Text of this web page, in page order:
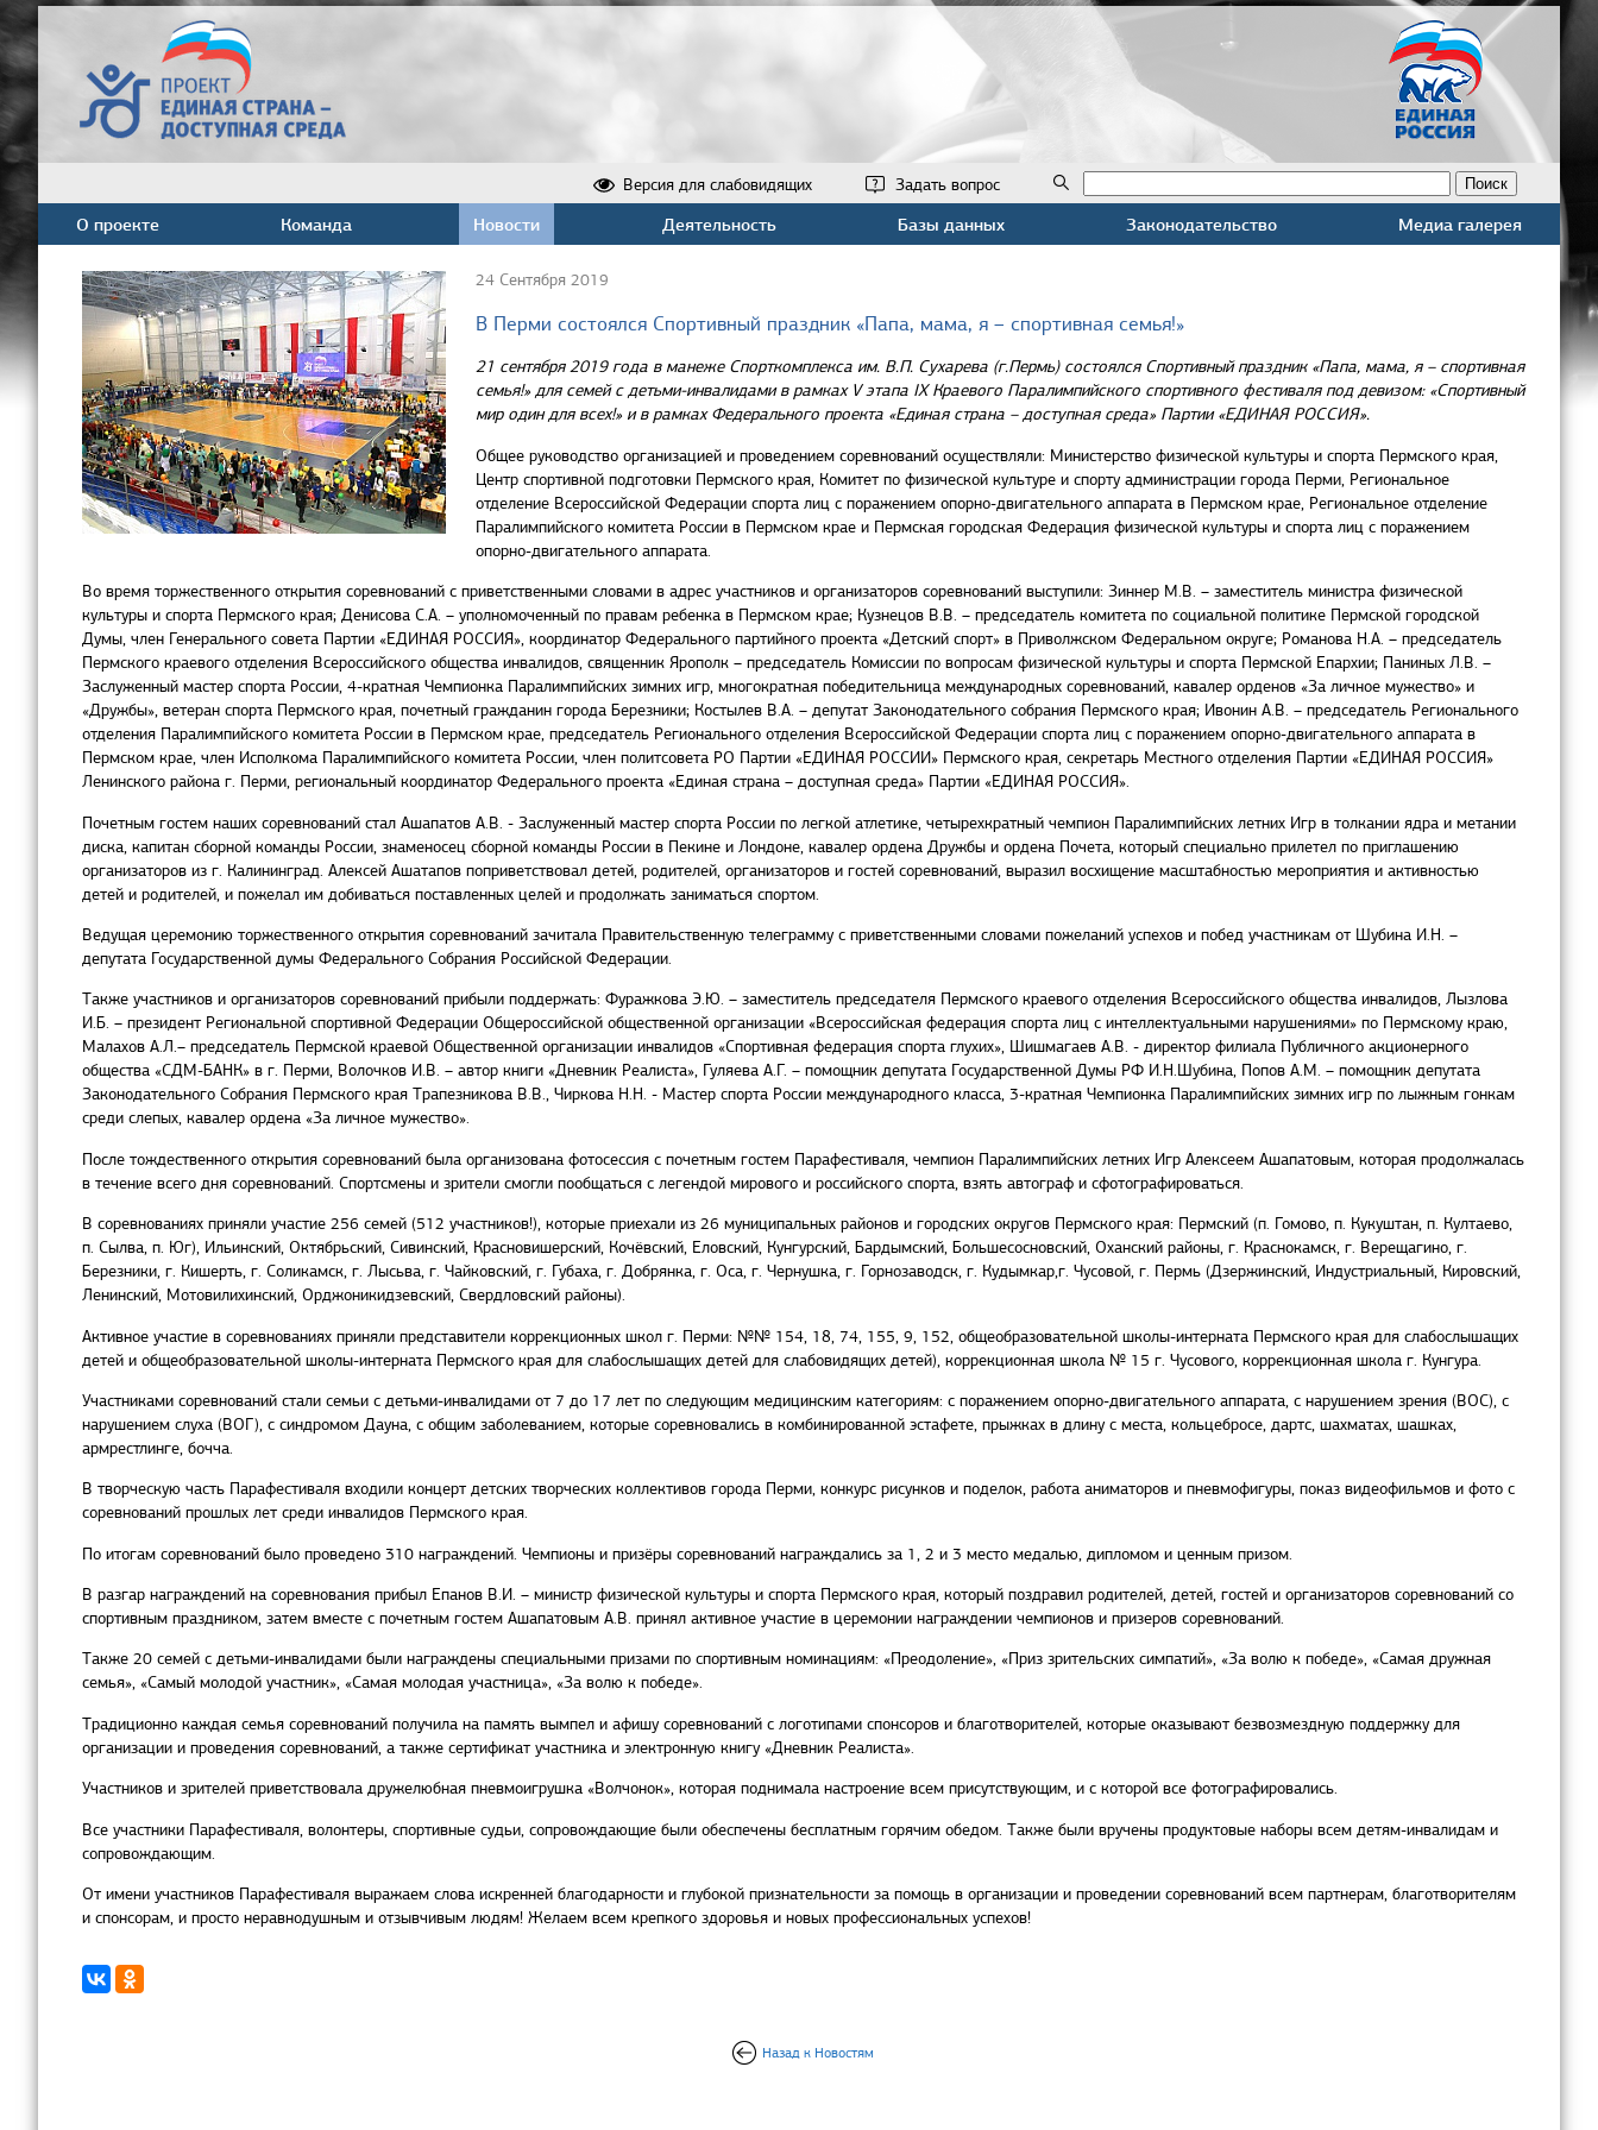
Задать вопрос
Версия для слабовидящих
О проекте Команда Новости Деятельность Базы данных Законодательство Медиа галерея
24 Сентября 2019
В Перми состоялся Спортивный праздник «Папа, мама, я – спортивная семья!»
21 сентября 2019 года в манеже Спорткомплекса им. В.П. Сухарева (г.Пермь) состоялся Спортивный праздник «Папа, мама, я – спортивная
семья!» для семей с детьми-инвалидами в рамках V этапа IX Краевого Паралимпийского спортивного фестиваля под девизом: «Спортивный
мир один для всех!» и в рамках Федерального проекта «Единая страна – доступная среда» Партии «ЕДИНАЯ РОССИЯ».
Общее руководство организацией и проведением соревнований осуществляли: Министерство физической культуры и спорта Пермского края,
Центр спортивной подготовки Пермского края, Комитет по физической культуре и спорту администрации города Перми, Региональное
отделение Всероссийской Федерации спорта лиц с поражением опорно-двигательного аппарата в Пермском крае, Региональное отделение
Паралимпийского комитета России в Пермском крае и Пермская городская Федерация физической культуры и спорта лиц с поражением
опорно-двигательного аппарата.
Во время торжественного открытия соревнований с приветственными словами в адрес участников и организаторов соревнований выступили: Зиннер М.В. – заместитель министра физической
культуры и спорта Пермского края; Денисова С.А. – уполномоченный по правам ребенка в Пермском крае; Кузнецов В.В. – председатель комитета по социальной политике Пермской городской
Думы, член Генерального совета Партии «ЕДИНАЯ РОССИЯ», координатор Федерального партийного проекта «Детский спорт» в Приволжском Федеральном округе; Романова Н.А. – председатель
Пермского краевого отделения Всероссийского общества инвалидов, священник Ярополк – председатель Комиссии по вопросам физической культуры и спорта Пермской Епархии; Паниных Л.В. –
Заслуженный мастер спорта России, 4-кратная Чемпионка Паралимпийских зимних игр, многократная победительница международных соревнований, кавалер орденов «За личное мужество» и
«Дружбы», ветеран спорта Пермского края, почетный гражданин города Березники; Костылев В.А. – депутат Законодательного собрания Пермского края; Ивонин А.В. – председатель Регионального
отделения Паралимпийского комитета России в Пермском крае, председатель Регионального отделения Всероссийской Федерации спорта лиц с поражением опорно-двигательного аппарата в
Пермском крае, член Исполкома Паралимпийского комитета России, член политсовета РО Партии «ЕДИНАЯ РОССИИ» Пермского края, секретарь Местного отделения Партии «ЕДИНАЯ РОССИЯ»
Ленинского района г. Перми, региональный координатор Федерального проекта «Единая страна – доступная среда» Партии «ЕДИНАЯ РОССИЯ».
Почетным гостем наших соревнований стал Ашапатов А.В. - Заслуженный мастер спорта России по легкой атлетике, четырехкратный чемпион Паралимпийских летних Игр в толкании ядра и метании
диска, капитан сборной команды России, знаменосец сборной команды России в Пекине и Лондоне, кавалер ордена Дружбы и ордена Почета, который специально прилетел по приглашению
организаторов из г. Калининград. Алексей Ашатапов поприветствовал детей, родителей, организаторов и гостей соревнований, выразил восхищение масштабностью мероприятия и активностью
детей и родителей, и пожелал им добиваться поставленных целей и продолжать заниматься спортом.
Ведущая церемонию торжественного открытия соревнований зачитала Правительственную телеграмму с приветственными словами пожеланий успехов и побед участникам от Шубина И.Н. –
депутата Государственной думы Федерального Собрания Российской Федерации.
Также участников и организаторов соревнований прибыли поддержать: Фуражкова Э.Ю. – заместитель председателя Пермского краевого отделения Всероссийского общества инвалидов, Лызлова
И.Б. – президент Региональной спортивной Федерации Общероссийской общественной организации «Всероссийская федерация спорта лиц с интеллектуальными нарушениями» по Пермскому краю,
Малахов А.Л.– председатель Пермской краевой Общественной организации инвалидов «Спортивная федерация спорта глухих», Шишмагаев А.В. - директор филиала Публичного акционерного
общества «СДМ-БАНК» в г. Перми, Волочков И.В. – автор книги «Дневник Реалиста», Гуляева А.Г. – помощник депутата Государственной Думы РФ И.Н.Шубина, Попов А.М. – помощник депутата
Законодательного Собрания Пермского края Трапезникова В.В., Чиркова Н.Н. - Мастер спорта России международного класса, 3-кратная Чемпионка Паралимпийских зимних игр по лыжным гонкам
среди слепых, кавалер ордена «За личное мужество».
После тождественного открытия соревнований была организована фотосессия с почетным гостем Парафестиваля, чемпион Паралимпийских летних Игр Алексеем Ашапатовым, которая продолжалась
в течение всего дня соревнований. Спортсмены и зрители смогли пообщаться с легендой мирового и российского спорта, взять автограф и сфотографироваться.
В соревнованиях приняли участие 256 семей (512 участников!), которые приехали из 26 муниципальных районов и городских округов Пермского края: Пермский (п. Гомово, п. Кукуштан, п. Култаево,
п. Сылва, п. Юг), Ильинский, Октябрьский, Сивинский, Красновишерский, Кочёвский, Еловский, Кунгурский, Бардымский, Большесосновский, Оханский районы, г. Краснокамск, г. Верещагино, г.
Березники, г. Кишерть, г. Соликамск, г. Лысьва, г. Чайковский, г. Губаха, г. Добрянка, г. Оса, г. Чернушка, г. Горнозаводск, г. Кудымкар,г. Чусовой, г. Пермь (Дзержинский, Индустриальный, Кировский,
Ленинский, Мотовилихинский, Орджоникидзевский, Свердловский районы).
Активное участие в соревнованиях приняли представители коррекционных школ г. Перми: №№ 154, 18, 74, 155, 9, 152, общеобразовательной школы-интерната Пермского края для слабослышащих
детей и общеобразовательной школы-интерната Пермского края для слабослышащих детей для слабовидящих детей), коррекционная школа № 15 г. Чусового, коррекционная школа г. Кунгура.
Участниками соревнований стали семьи с детьми-инвалидами от 7 до 17 лет по следующим медицинским категориям: с поражением опорно-двигательного аппарата, с нарушением зрения (ВОС), с
нарушением слуха (ВОГ), с синдромом Дауна, с общим заболеванием, которые соревновались в комбинированной эстафете, прыжках в длину с места, кольцебросе, дартс, шахматах, шашках,
армрестлинге, бочча.
В творческую часть Парафестиваля входили концерт детских творческих коллективов города Перми, конкурс рисунков и поделок, работа аниматоров и пневмофигуры, показ видеофильмов и фото с
соревнований прошлых лет среди инвалидов Пермского края.
По итогам соревнований было проведено 310 награждений. Чемпионы и призёры соревнований награждались за 1, 2 и 3 место медалью, дипломом и ценным призом.
В разгар награждений на соревнования прибыл Епанов В.И. – министр физической культуры и спорта Пермского края, который поздравил родителей, детей, гостей и организаторов соревнований со
спортивным праздником, затем вместе с почетным гостем Ашапатовым А.В. принял активное участие в церемонии награждении чемпионов и призеров соревнований.
Также 20 семей с детьми-инвалидами были награждены специальными призами по спортивным номинациям: «Преодоление», «Приз зрительских симпатий», «За волю к победе», «Самая дружная
семья», «Самый молодой участник», «Самая молодая участница», «За волю к победе».
Традиционно каждая семья соревнований получила на память вымпел и афишу соревнований с логотипами спонсоров и благотворителей, которые оказывают безвозмездную поддержку для
организации и проведения соревнований, а также сертификат участника и электронную книгу «Дневник Реалиста».
Участников и зрителей приветствовала дружелюбная пневмоигрушка «Волчонок», которая поднимала настроение всем присутствующим, и с которой все фотографировались.
Все участники Парафестиваля, волонтеры, спортивные судьи, сопровождающие были обеспечены бесплатным горячим обедом. Также были вручены продуктовые наборы всем детям-инвалидам и
сопровождающим.
От имени участников Парафестиваля выражаем слова искренней благодарности и глубокой признательности за помощь в организации и проведении соревнований всем партнерам, благотворителям
и спонсорам, и просто неравнодушным и отзывчивым людям! Желаем всем крепкого здоровья и новых профессиональных успехов!
Назад к Новостям